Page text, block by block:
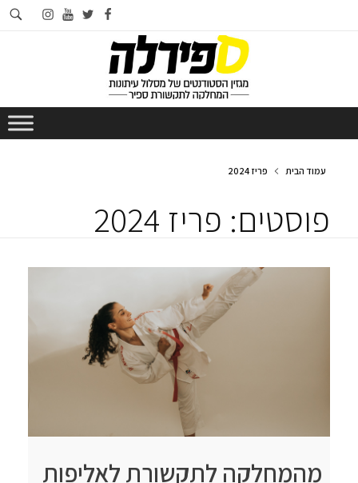
facebook
twitter
youtube
instagram
עמוד הבית פריז 2024
פוסטים: פריז 2024
מהמחלקה לתקשורת לאליפות